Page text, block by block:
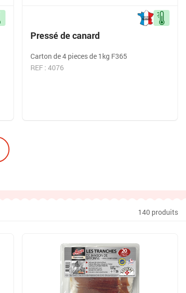
Pressé de canard
Carton de 4 pieces de 1kg F365
REF : 4076
140 produits